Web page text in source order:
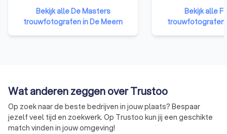
collega's te ontmoeten en te
inspireren, online en offline.
Leren van elkaar en met elkaar
om samen het niveau van de
professionele trouwfotograaf
de beste investering is die je kan
doen.
Bekijk alle De Masters
trouwfotografen in De Meern
as a global
wedding
couples who truly
photography. We see the art of
captures how we
experience each
makes a record for
family and human
Bekijk alle
trouwfotografen
Wat anderen zeggen over Trustoo
Op zoek naar de beste bedrijven in jouw plaats? Bespaar
jezelf veel tijd en zoekwerk. Op Trustoo kun jij een geschikte
match vinden in jouw omgeving!